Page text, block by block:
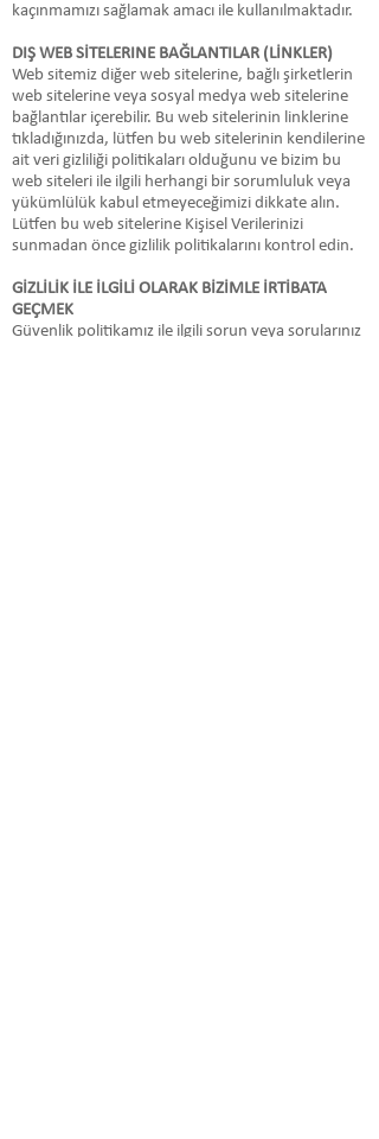
kaçınmamızı sağlamak amacı ile kullanılmaktadır.
DIŞ WEB SİTELERINE BAĞLANTILAR (LİNKLER)
Web sitemiz diğer web sitelerine, bağlı şirketlerin
web sitelerine veya sosyal medya web sitelerine
bağlantılar içerebilir. Bu web sitelerinin linklerine
tıkladığınızda, lütfen bu web sitelerinin kendilerine
ait veri gizliliği politikaları olduğunu ve bizim bu
web siteleri ile ilgili herhangi bir sorumluluk veya
yükümlülük kabul etmeyeceğimizi dikkate alın.
Lütfen bu web sitelerine Kişisel Verilerinizi
sunmadan önce gizlilik politikalarını kontrol edin.
GİZLİLİK İLE İLGİLİ OLARAK BİZİMLE İRTİBATA
GEÇMEK
Güvenlik politikamız ile ilgili sorun veya sorularınız